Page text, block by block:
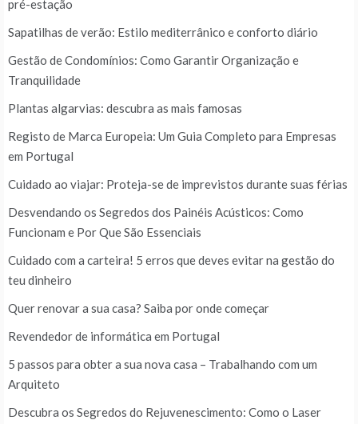
pré-estação
Sapatilhas de verão: Estilo mediterrânico e conforto diário
Gestão de Condomínios: Como Garantir Organização e
Tranquilidade
Plantas algarvias: descubra as mais famosas
Registo de Marca Europeia: Um Guia Completo para Empresas
em Portugal
Cuidado ao viajar: Proteja-se de imprevistos durante suas férias
Desvendando os Segredos dos Painéis Acústicos: Como
Funcionam e Por Que São Essenciais
Cuidado com a carteira! 5 erros que deves evitar na gestão do
teu dinheiro
Quer renovar a sua casa? Saiba por onde começar
Revendedor de informática em Portugal
5 passos para obter a sua nova casa – Trabalhando com um
Arquiteto
Descubra os Segredos do Rejuvenescimento: Como o Laser